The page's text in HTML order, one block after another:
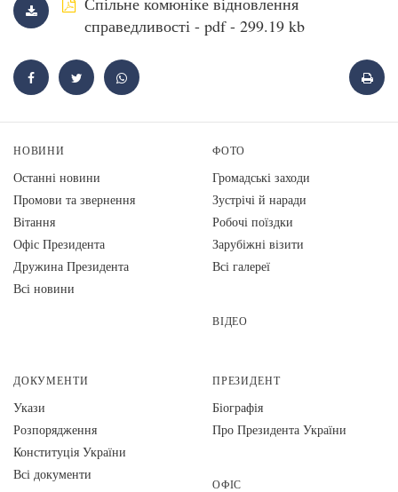
справедливості - pdf - 299.19 kb
НОВИНИ
Останні новини
Промови та звернення
Вiтання
Офіс Президента
Дружина Президента
Всі новини
ФОТО
Громадські заходи
Зустрічі й наради
Робочі поїздки
Зарубіжні візити
Всі галереї
ВІДЕО
ДОКУМЕНТИ
Укази
Розпорядження
Конституція України
Всі документи
ПРЕЗИДЕНТ
Біографія
Про Президента України
ОФІС